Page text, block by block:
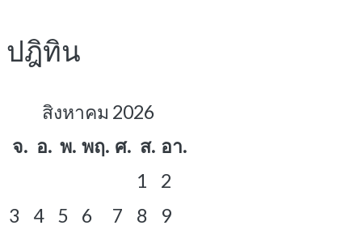
ปฎิทิน
สิงหาคม 2026
จ. อ. พ. พฤ. ศ. ส. อา.
1
2
3
4 5 6 7 8
9